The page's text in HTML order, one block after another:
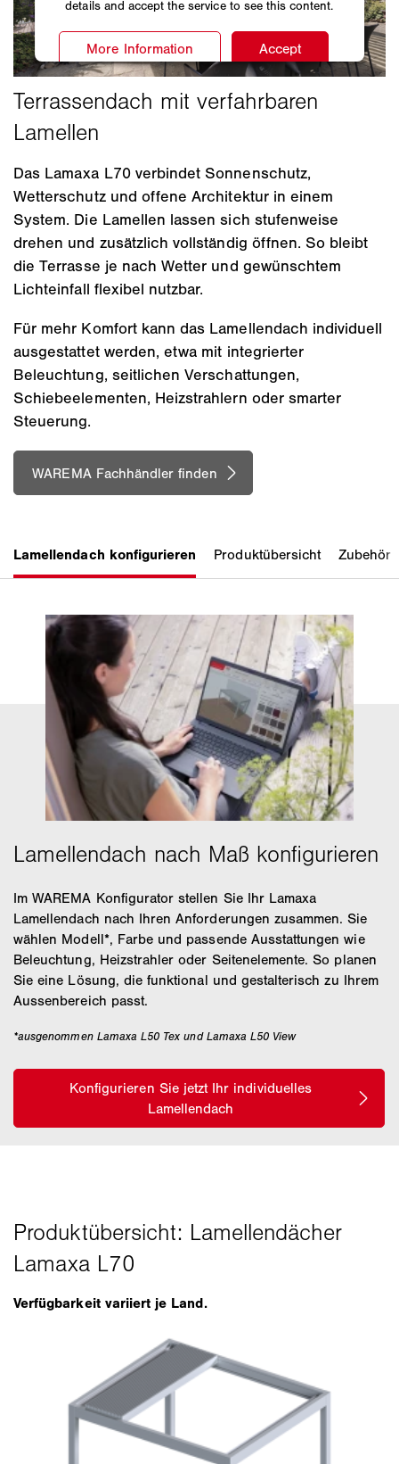
Das Lamaxa L70 verbindet Sonnenschutz,
Wetterschutz und offene Architektur in einem
System. Die Lamellen lassen sich stufenweise
drehen und zusätzlich vollständig öffnen. So bleibt
die Terrasse je nach Wetter und gewünschtem
Lichteinfall flexibel nutzbar.
Für mehr Komfort kann das Lamellendach individuell
ausgestattet werden, etwa mit integrierter
Beleuchtung, seitlichen Verschattungen,
Schiebeelementen, Heizstrahlern oder smarter
Steuerung.
Im WAREMA Konfigurator stellen Sie Ihr Lamaxa
Lamellendach nach Ihren Anforderungen zusammen. Sie
wählen Modell*, Farbe und passende Ausstattungen wie
Beleuchtung, Heizstrahler oder Seitenelemente. So planen
Sie eine Lösung, die funktional und gestalterisch zu Ihrem
Aussenbereich passt.
*ausgenommen Lamaxa L50 Tex und Lamaxa L50 View
Verfügbarkeit variiert je Land.